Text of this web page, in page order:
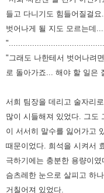
들고 다니기도 힘들어질걸
벗어나게 될 지도 모르는데
"그래도 나한테서 벗어나려
로 돌아가죠... 해야 할 일은
서희 팀장을 데리고 술자리
많이 시들해져 있었다. 그도
이 서서히 말수를 잃어가고
때문이었다. 희석을 시켜서
극하기에는 충분한 용량이
슴츠레한 눈으로 살피고 하
거칠어져 있었다.